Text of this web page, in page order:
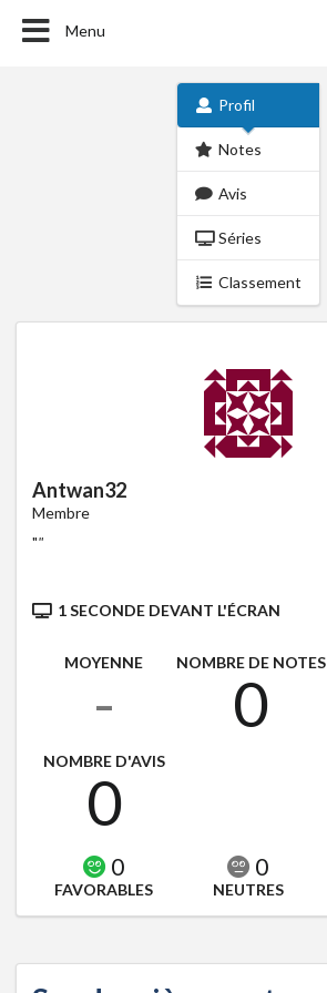
Menu
Profil
Notes
Avis
Séries
Classement
Antwan32
Membre
""
1 SECONDE DEVANT L'ÉCRAN
MOYENNE
-
NOMBRE DE NOTES
0
NOMBRE D'AVIS
0
0
FAVORABLES
0
NEUTRES